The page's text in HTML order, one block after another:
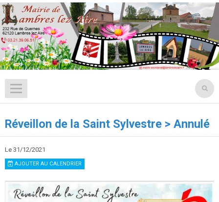
Réveillon de la Saint Sylvestre > Annulé
Le 31/12/2021
AJOUTER AU CALENDRIER